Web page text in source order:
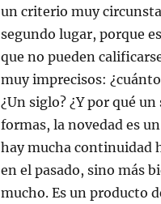
un criterio muy
segundo lugar, porque
que no pueden
muy imprecisos:
¿Un siglo? ¿Y por qué
formas, la novedad es
hay mucha continuidad
en el pasado, sino más
mucho. Es un producto